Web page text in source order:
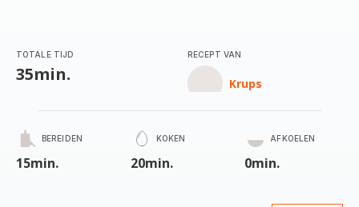
TOTALE TIJD
35min.
RECEPT VAN
Krups
BEREIDEN
15min.
KOKEN
20min.
AFKOELEN
0min.